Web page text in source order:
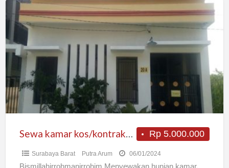
Sewa
kamar
kos/kontrakan
Surabaya
Barat
Rp 5.000.000
Sewa kamar kos/kontrakan Surabaya Barat
Surabaya Barat Putra Arum 06/01/2024